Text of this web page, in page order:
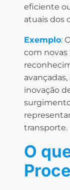
eficiente
atuais dos
Exemplo:
com novas
inovação
transporte.
O